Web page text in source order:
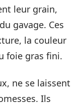
leur grain,
gavage. Ces
la couleur
foie gras fini.
ne se laissent
Ils